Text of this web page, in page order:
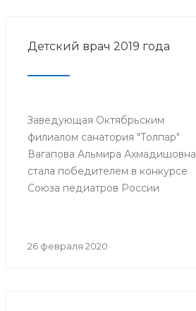
Детский врач 2019 года
Заведующая Октябрьским
филиалом санатория "Толпар"
Вагапова Альмира Ахмадишовна
стала победителем в конкурсе
Союза педиатров России
26 февраля 2020